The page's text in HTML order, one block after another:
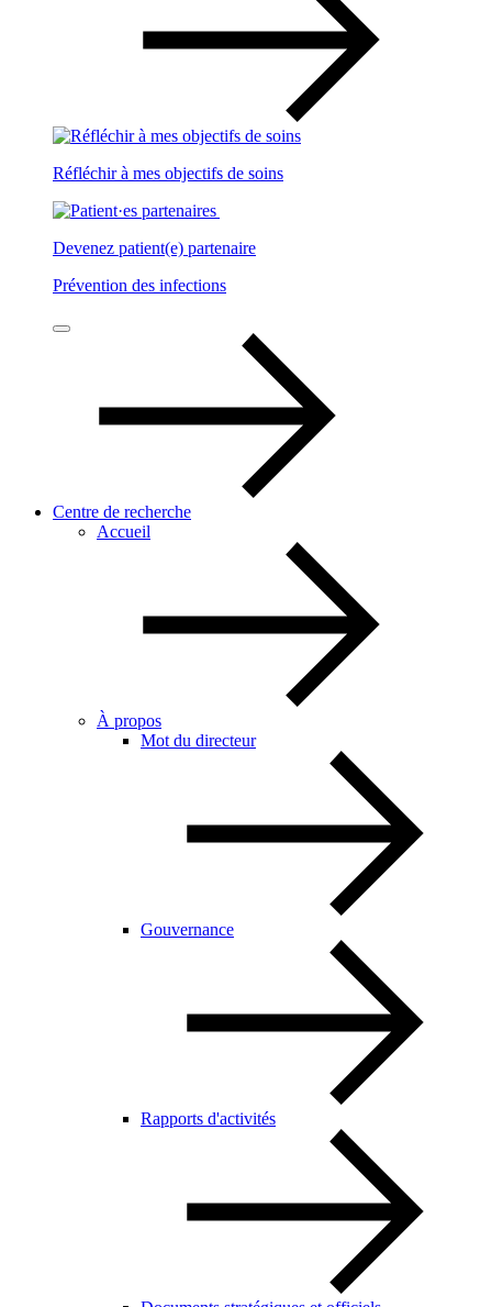
Réfléchir à mes objectifs de soins
Devenez patient(e) partenaire
Prévention des infections
Centre de recherche
Accueil
À propos
Mot du directeur
Gouvernance
Rapports d'activités